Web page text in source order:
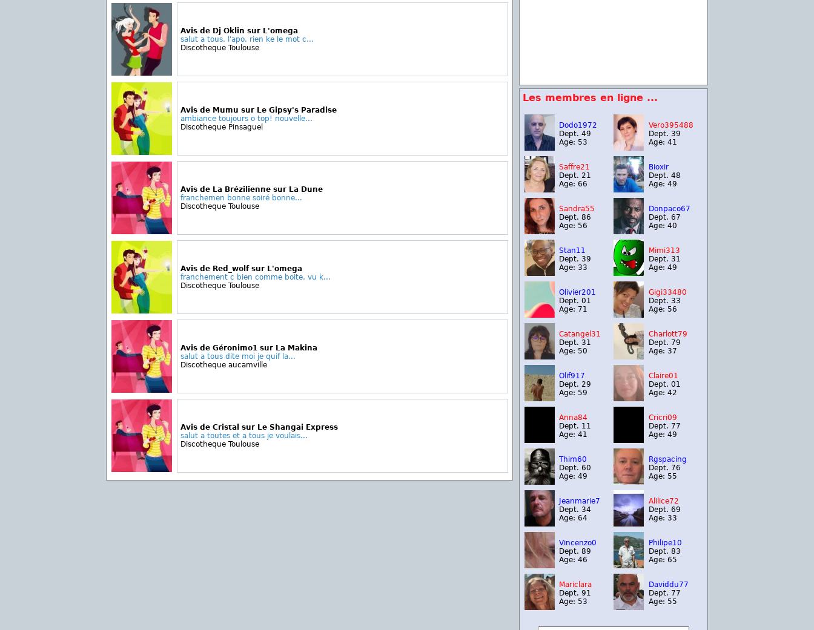
Avis de Dj Oklin sur L'omega
salut a tous. l'apo. rien ke le mot c...
Discotheque Toulouse
Avis de Mumu sur Le Gipsy's Paradise
ambiance toujours o top! nouvelle...
Discotheque Pinsaguel
Avis de La Brézilienne sur La Dune
franchemen bonne soiré bonne...
Discotheque Toulouse
Avis de Red_wolf sur L'omega
franchement c bien comme boite. vu k...
Discotheque Toulouse
Avis de Géronimo1 sur La Makina
salut a tous dite moi je quif la...
Discotheque aucamville
Avis de Cristal sur Le Shangai Express
salut a toutes et a tous je voulais...
Discotheque Toulouse
Les membres en ligne ...
Dodo1972
Dept. 49
Age: 53
Vero395488
Dept. 39
Age: 41
Saffre21
Dept. 21
Age: 66
Bioxir
Dept. 48
Age: 49
Sandra55
Dept. 86
Age: 56
Donpaco67
Dept. 67
Age: 40
Stan11
Dept. 39
Age: 33
Mimi313
Dept. 31
Age: 49
Olivier201
Dept. 01
Age: 71
Gigi33480
Dept. 33
Age: 56
Catangel31
Dept. 31
Age: 50
Charlott79
Dept. 79
Age: 37
Olif917
Dept. 29
Age: 59
Claire01
Dept. 01
Age: 42
Anna84
Dept. 11
Age: 41
Cricri09
Dept. 77
Age: 49
Thim60
Dept. 60
Age: 49
Rgspacing
Dept. 76
Age: 55
Jeanmarie7
Dept. 34
Age: 64
Alilice72
Dept. 69
Age: 33
Vincenzo0
Dept. 89
Age: 46
Philipe10
Dept. 83
Age: 65
Mariclara
Dept. 91
Age: 53
Daviddu77
Dept. 77
Age: 55